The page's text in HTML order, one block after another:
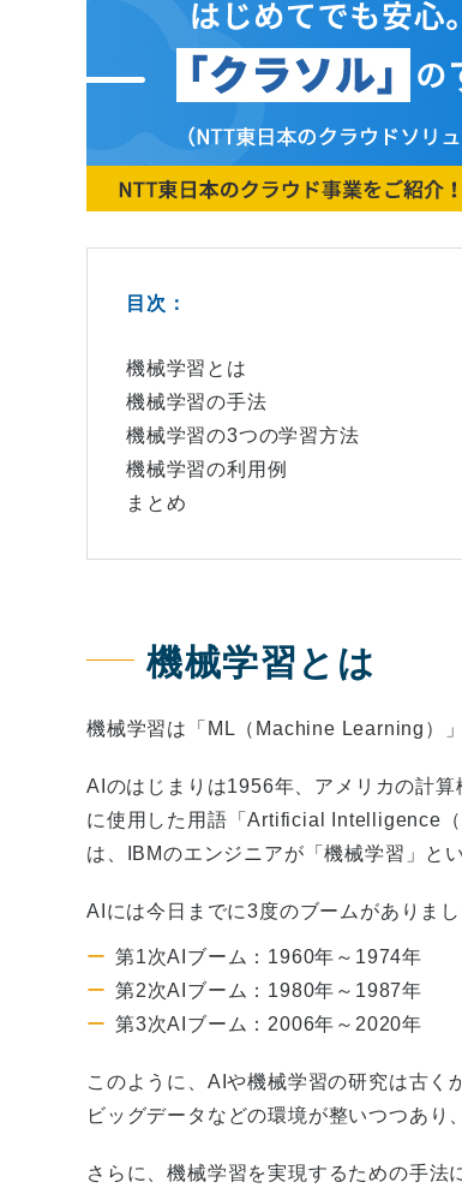
目次：
機械学習とは
機械学習の手法
機械学習の3つの学習方法
機械学習の利用例
まとめ
機械学習とは
機械学習は「ML（Machine Learning）
AIのはじまりは1956年、アメリカの計
に使用した用語「Artificial Intelligence
は、IBMのエンジニアが「機械学習」と
AIには今日までに3度のブームがありまし
第1次AIブーム：1960年～1974年
第2次AIブーム：1980年～1987年
第3次AIブーム：2006年～2020年
このように、AIや機械学習の研究は古
ビッグデータなどの環境が整いつつあり
さらに、機械学習を実現するための手法